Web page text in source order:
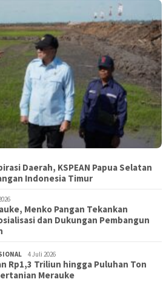
Daerah, KSPEAN Papua Selatan
Indonesia Timur
Menko Pangan Tekankan
dan Dukungan Pembangun
4 Juli 2026
Rp1,3 Triliun hingga Puluhan Ton
Merauke